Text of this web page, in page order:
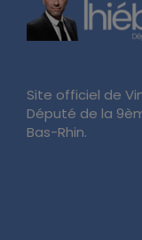
Site officiel de
Député de la
Bas-Rhin.